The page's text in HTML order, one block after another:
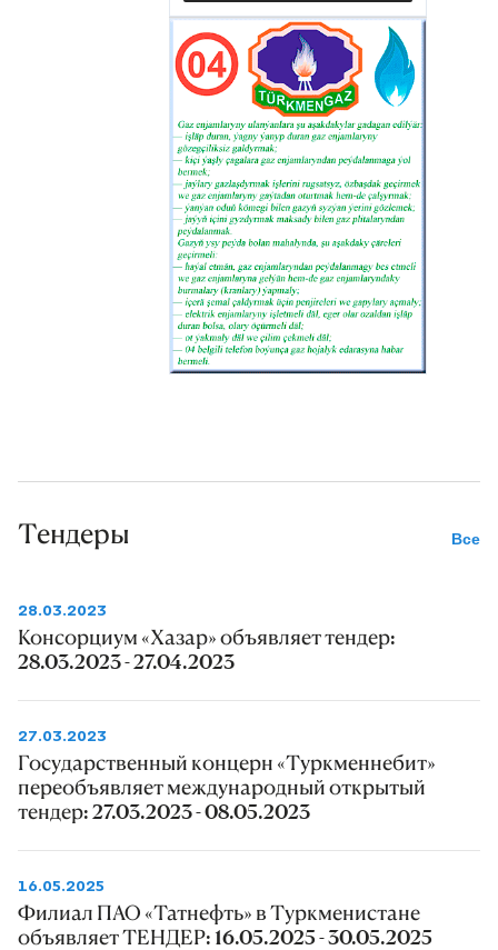
Тендеры Все
28.03.2023
Консорциум «Хазар» объявляет тендер:
28.03.2023 - 27.04.2023
27.03.2023
Государственный концерн «Туркменнебит»
переобъявляет международный открытый
тендер: 27.03.2023 - 08.05.2023
16.05.2025
Филиал ПАО «Татнефть» в Туркменистане
объявляет ТЕНДЕР: 16.05.2025 - 30.05.2025